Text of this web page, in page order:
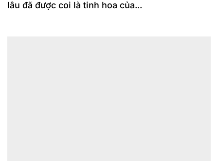
lâu đã được coi là tinh hoa của...